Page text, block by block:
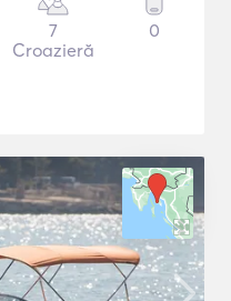
7
Croazieră
0